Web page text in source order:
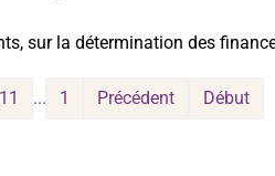
sur la détermination des
Début
Précédent
1
...
11